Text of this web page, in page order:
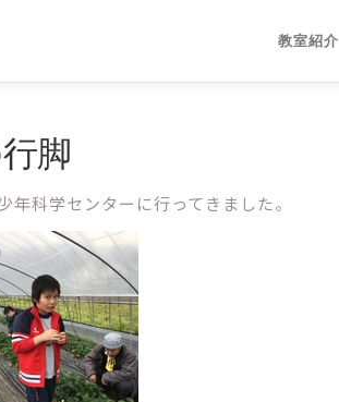
教室紹介
脚
科学センターに行ってきました。